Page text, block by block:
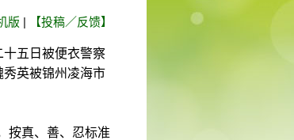
版 | 【投稿／反馈】
五日被便衣警察
秀英被锦州凌海市
按真、善、忍标准